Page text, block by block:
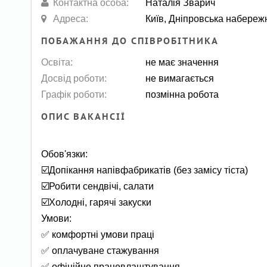
Контактна особа:
Наталія Зварич
Адреса:
Київ, Дніпровська
ПОБАЖАННЯ ДО СПІВРОБІТНИКА
Освіта:
не має значення
Досвід роботи:
не вимагається
Графік роботи:
позмінна робота
ОПИС ВАКАНСІЇ
Обов'язки:
☑️Допікання напівфабрикатів (без замісу тіста)
☑️Робити сендвічі, салати
☑️Холодні, гарячі закуски
Умови:
✅ комфортні умови праці
✅ оплачуване стажування